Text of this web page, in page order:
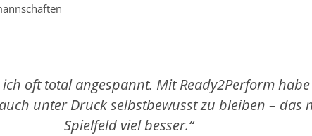
oft total angespannt. Mit Ready2Perform
unter Druck selbstbewusst zu bleiben – das
Spielfeld viel besser.“